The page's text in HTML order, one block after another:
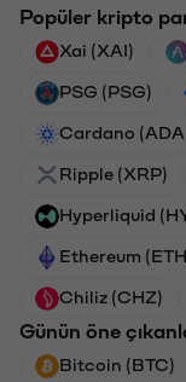
Popüler kripto
Xai (XAI)
PSG (PSG)
Cardano
Ripple (XRP)
Hyperliquid
Ethereum
Chiliz (CHZ)
Günün öne
Bitcoin (BTC)